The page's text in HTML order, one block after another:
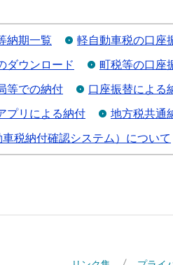
納期一覧 軽自動車税の口座
ダウンロード 町税等の口座
等での納付 口座振替による
プリによる納付 地方税共通
税納付確認システム）について